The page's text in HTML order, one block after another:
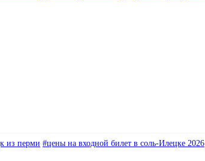
из перми #цены на входной билет в соль-Илецке 2026